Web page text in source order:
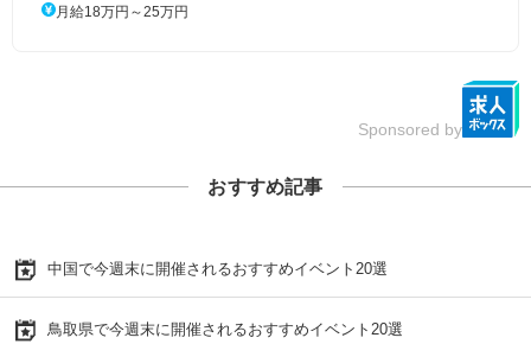
月給18万円～25万円
Sponsored by
おすすめ記事
中国で今週末に開催されるおすすめイベント20選
鳥取県で今週末に開催されるおすすめイベント20選